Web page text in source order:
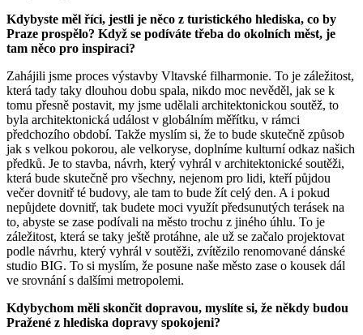
Kdybyste měl říci, jestli je něco z turistického hlediska, co by
Praze prospělo? Když se podíváte třeba do okolních měst, je
tam něco pro inspiraci?
Zahájili jsme proces výstavby Vltavské filharmonie. To je záležitost,
která tady taky dlouhou dobu spala, nikdo moc nevěděl, jak se k
tomu přesně postavit, my jsme udělali architektonickou soutěž, to
byla architektonická událost v globálním měřítku, v rámci
předchozího období. Takže myslím si, že to bude skutečně způsob
jak s velkou pokorou, ale velkoryse, doplníme kulturní odkaz našich
předků. Je to stavba, návrh, který vyhrál v architektonické soutěži,
která bude skutečně pro všechny, nejenom pro lidi, kteří půjdou
večer dovnitř té budovy, ale tam to bude žít celý den. A i pokud
nepůjdete dovnitř, tak budete moci využít předsunutých terásek na
to, abyste se zase podívali na město trochu z jiného úhlu. To je
záležitost, která se taky ještě protáhne, ale už se začalo projektovat
podle návrhu, který vyhrál v soutěži, zvítězilo renomované dánské
studio BIG. To si myslím, že posune naše město zase o kousek dál
ve srovnání s dalšími metropolemi.
Kdybychom měli skončit dopravou, myslíte si, že někdy budou
Pražené z hlediska dopravy spokojeni?